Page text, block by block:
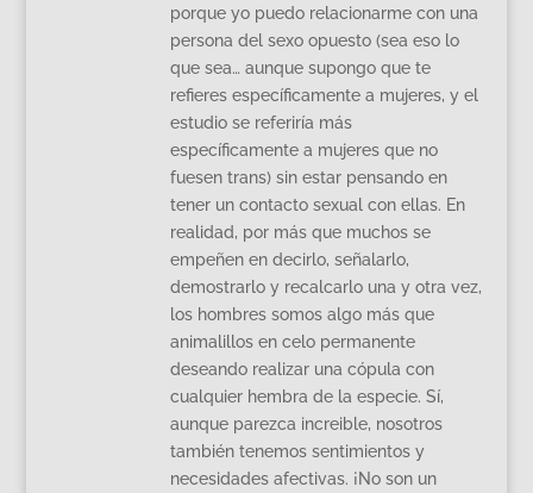
porque yo puedo relacionarme con una
persona del sexo opuesto (sea eso lo
que sea… aunque supongo que te
refieres específicamente a mujeres, y el
estudio se referiría más
específicamente a mujeres que no
fuesen trans) sin estar pensando en
tener un contacto sexual con ellas. En
realidad, por más que muchos se
empeñen en decirlo, señalarlo,
demostrarlo y recalcarlo una y otra vez,
los hombres somos algo más que
animalillos en celo permanente
deseando realizar una cópula con
cualquier hembra de la especie. Sí,
aunque parezca increible, nosotros
también tenemos sentimientos y
necesidades afectivas. ¡No son un